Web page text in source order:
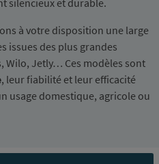
à votre disposition une large
issues des plus grandes
Wilo, Jetly… Ces modèles sont
, leur fiabilité et leur efficacité
usage domestique, agricole ou